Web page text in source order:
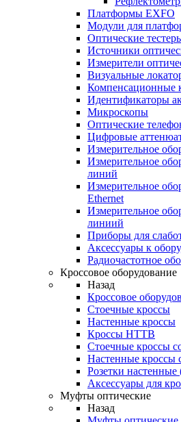
Платформы EXFO
Модули для
Оптические
Источники
Измерители
Визуальные
Компенсационные
Идентификаторы
Микроскопы
Оптические
Цифровые
Измерительное
Измерительное
линий
Измерительное
Ethernet
Измерительное
линиий
Приборы для
Аксессуары к
Радиочастотное
Кроссовое оборудование
Назад
Кроссовое
Стоечные кроссы
Настенные кроссы
Кроссы HTTB
Стоечные кроссы
Настенные кроссы
Розетки настенные
Аксессуары для
Муфты оптические
Назад